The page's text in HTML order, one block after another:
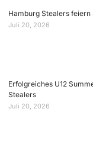
Hamburg Stealers feiern
Juli 20, 2026
Erfolgreiches U12
Stealers
Juli 20, 2026